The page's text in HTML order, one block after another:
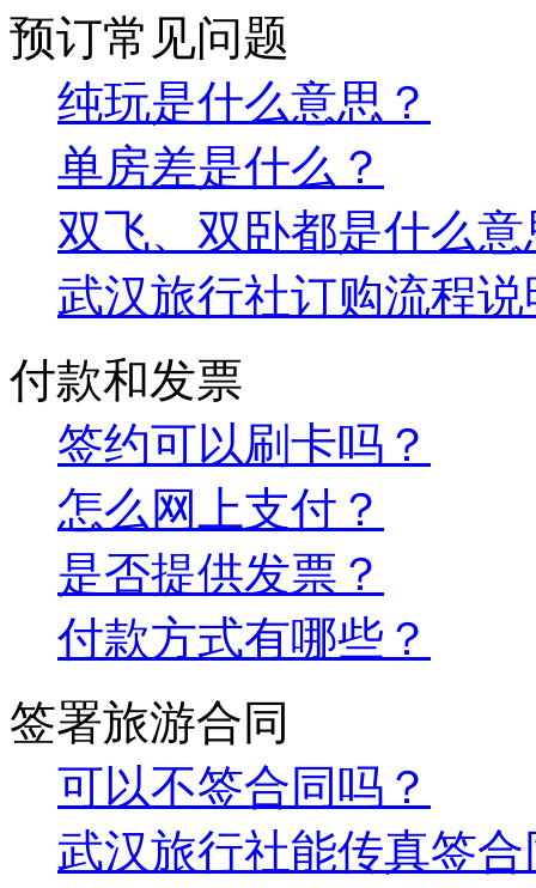
预订常见问题
纯玩是什么意思？
单房差是什么？
双飞、双卧都是什么意
武汉旅行社订购流程说
付款和发票
签约可以刷卡吗？
怎么网上支付？
是否提供发票？
付款方式有哪些？
签署旅游合同
可以不签合同吗？
武汉旅行社能传真签合